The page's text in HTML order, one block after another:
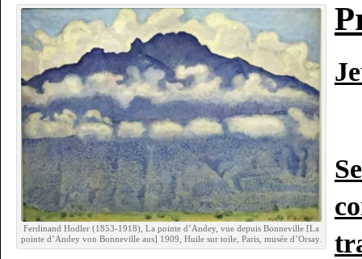
Ferdinand Hodler (1853-1918), La pointe d’Andey, vue depuis Bonneville [La
pointe d’Andey von Bonneville aus] 1909, Huile sur toile, Paris, musée d’Orsay.